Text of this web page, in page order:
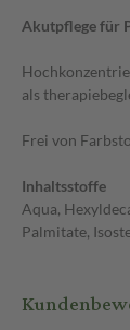
Akutpflege für
als
Frei von
Inhaltsstoffe
Aqua,
Palmitate,